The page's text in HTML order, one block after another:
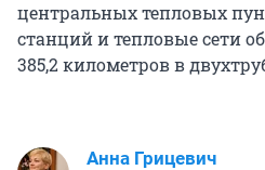
центральных тепловых
станций и тепловые сети
385,2 километров в
Анна Грицевич